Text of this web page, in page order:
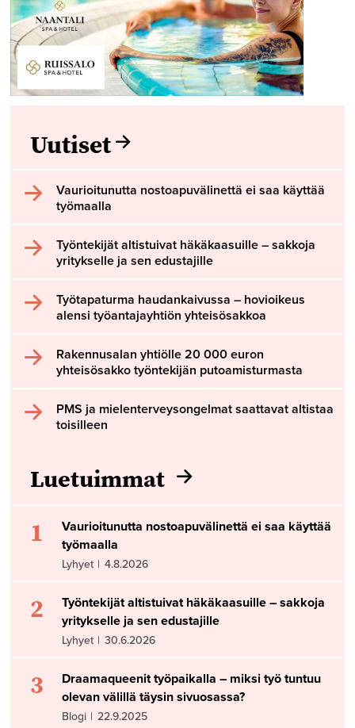
Uutiset
Vaurioitunutta nostoapuvälinettä ei saa käyttää
työmaalla
Työntekijät altistuivat häkäkaasuille – sakkoja
yritykselle ja sen edustajille
Työtapaturma haudankaivussa – hovioikeus
alensi työantajayhtiön yhteisösakkoa
Rakennusalan yhtiölle 20 000 euron
yhteisösakko työntekijän putoamisturmasta
PMS ja mielenterveysongelmat saattavat altistaa
toisilleen
Luetuimmat
1
Vaurioitunutta nostoapuvälinettä ei saa käyttää
työmaalla
Lyhyet | 4.8.2026
2
Työntekijät altistuivat häkäkaasuille – sakkoja
yritykselle ja sen edustajille
Lyhyet | 30.6.2026
3
Draamaqueenit työpaikalla – miksi työ tuntuu
olevan välillä täysin sivuosassa?
Blogi | 22.9.2025